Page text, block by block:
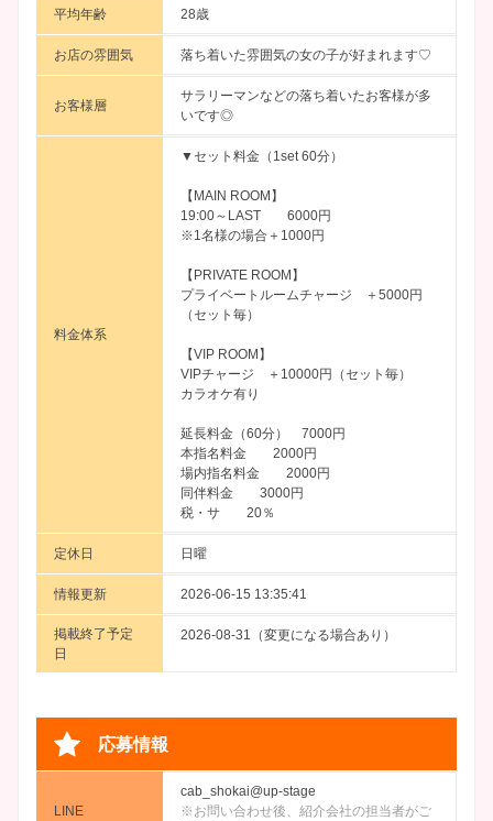
平均年齢 28歳
お店の雰囲気 落ち着いた雰囲気の女の子が好まれます♡
お客様層
サラリーマンなどの落ち着いたお客様が多
いです◎
料金体系
▼セット料金（1set 60分）
【MAIN ROOM】
19:00～LAST 6000円
※1名様の場合＋1000円
【PRIVATE ROOM】
プライベートルームチャージ ＋5000円
（セット毎）
【VIP ROOM】
VIPチャージ ＋10000円（セット毎）
カラオケ有り
延長料金（60分） 7000円
本指名料金 2000円
場内指名料金 2000円
同伴料金 3000円
税・サ 20％
定休日 日曜
情報更新 2026-06-15 13:35:41
掲載終了予定
日
2026-08-31（変更になる場合あり）
応募情報
LINE
cab_shokai@up-stage
※お問い合わせ後、紹介会社の担当者がご